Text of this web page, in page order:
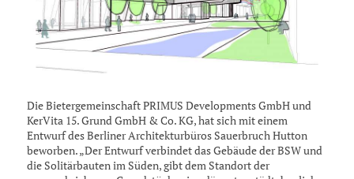
Die Bietergemeinschaft PRIMUS Developments GmbH und
KerVita 15. Grund GmbH & Co. KG, hat sich mit einem
Entwurf des Berliner Architekturbüros Sauerbruch Hutton
beworben. „Der Entwurf verbindet das Gebäude der BSW und
die Solitärbauten im Süden, gibt dem Standort der